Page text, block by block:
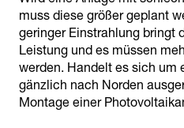
muss diese größer geplant
geringer Einstrahlung bringt
Leistung und es müssen
werden. Handelt es sich um
gänzlich nach Norden
Montage einer